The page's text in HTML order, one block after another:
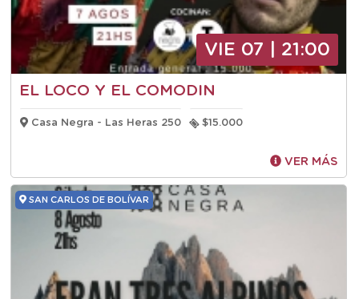
VIE 07 | 21:00
EL LOCO Y EL COMODIN
Casa Negra - Las Heras 250 $15.000
VER MÁS
SAN CARLOS DE BOLÍVAR